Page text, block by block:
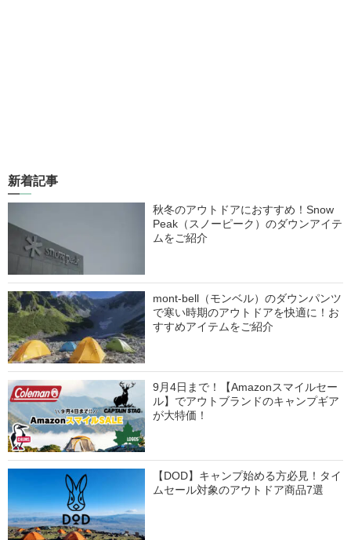
新着記事
秋冬のアウトドアにおすすめ！Snow
Peak（スノーピーク）のダウンアイテ
ムをご紹介
mont-bell（モンベル）のダウンパンツ
で寒い時期のアウトドアを快適に！お
すすめアイテムをご紹介
9月4日まで！【Amazonスマイルセー
ル】でアウトブランドのキャンプギア
が大特価！
【DOD】キャンプ始める方必見！タイ
ムセール対象のアウトドア商品7選